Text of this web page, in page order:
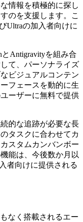
情報を積極的に探し
のを支援します。こ
Ultraの加入者向けに
とAntigravityを組み合
て、パーソナライズ
ビジュアルコンテン
フェースを動的に生
ーザーに無料で提供
続的な追跡が必要な長
タスクに合わせてカ
スタムカンバンボー
能は、今後数か月以
者向けに提供される
なく搭載されるエー